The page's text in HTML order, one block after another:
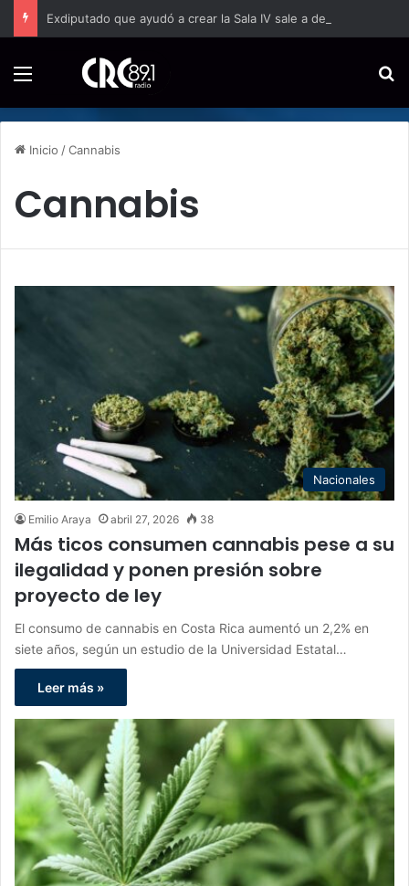
Inicio /Cannabis
Cannabis
Nacionales
Emilio Araya abril 27, 2026 38
Más ticos consumen cannabis pese a su
ilegalidad y ponen presión sobre
proyecto de ley
El consumo de cannabis en Costa Rica aumentó un 2,2% en
siete años, según un estudio de la Universidad Estatal…
Leer más »